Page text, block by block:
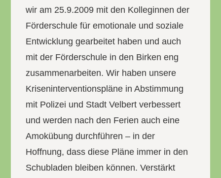
wir am 25.9.2009 mit den Kolleginnen der
Förderschule für emotionale und soziale
Entwicklung gearbeitet haben und auch
mit der Förderschule in den Birken eng
zusammenarbeiten. Wir haben unsere
Kriseninterventionspläne in Abstimmung
mit Polizei und Stadt Velbert verbessert
und werden nach den Ferien auch eine
Amokübung durchführen – in der
Hoffnung, dass diese Pläne immer in den
Schubladen bleiben können. Verstärkt